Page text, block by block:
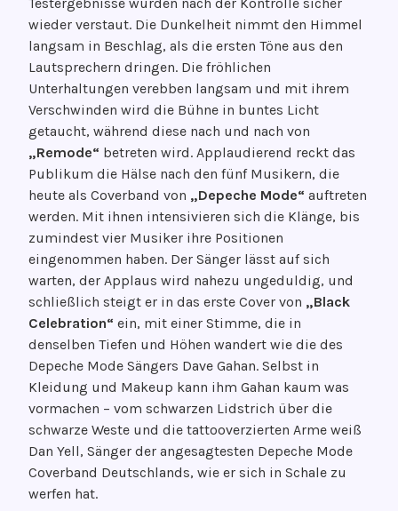
f
f
e
n
t
l
i
c
h
t
a
m
1
2
.
J
a
n
u
a
r
2
0
2
e
d
a
n
k
e
n
g
r
o
o
v
e
wieder verstaut. Die Dunkelheit nimmt den Himmel
langsam in Beschlag, als die ersten Töne aus den
Lautsprechern dringen. Die fröhlichen
Unterhaltungen verebben langsam und mit ihrem
Verschwinden wird die Bühne in buntes Licht
getaucht, während diese nach und nach von
„Remode“ betreten wird. Applaudierend reckt das
Publikum die Hälse nach den fünf Musikern, die
heute als Coverband von „Depeche Mode“ auftreten
werden. Mit ihnen intensivieren sich die Klänge, bis
zumindest vier Musiker ihre Positionen
eingenommen haben. Der Sänger lässt auf sich
warten, der Applaus wird nahezu ungeduldig, und
schließlich steigt er in das erste Cover von „Black
Celebration“ ein, mit einer Stimme, die in
denselben Tiefen und Höhen wandert wie die des
Depeche Mode Sängers Dave Gahan. Selbst in
Kleidung und Makeup kann ihm Gahan kaum was
vormachen – vom schwarzen Lidstrich über die
schwarze Weste und die tattooverzierten Arme weiß
Dan Yell, Sänger der angesagtesten Depeche Mode
Coverband Deutschlands, wie er sich in Schale zu
werfen hat.